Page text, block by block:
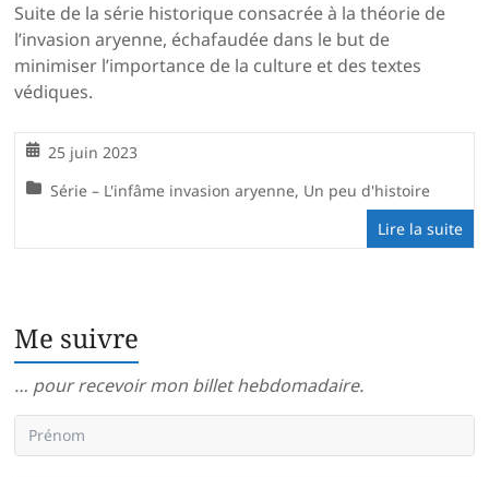
Suite de la série historique consacrée à la théorie de
l’invasion aryenne, échafaudée dans le but de
minimiser l’importance de la culture et des textes
védiques.
25 juin 2023
Série – L'infâme invasion aryenne, Un peu d'histoire
Lire la suite
Me suivre
… pour recevoir mon billet hebdomadaire.